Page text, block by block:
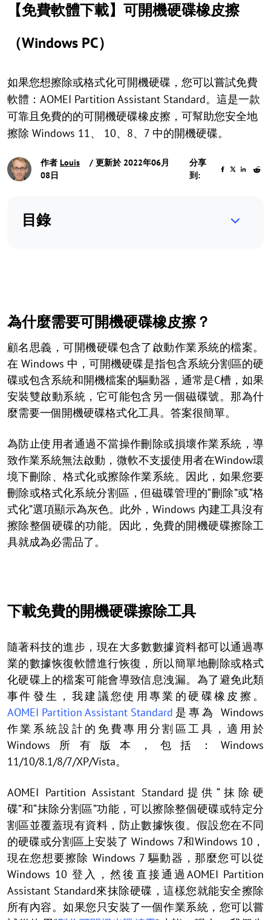
【免費軟體下載】可開機硬碟橡皮擦
（Windows PC）
如果您想擦除或格式化可開機硬碟，您可以嘗試免費
軟體：AOMEI Partition Assistant Standard。這是一款
可靠且免費的的可開機硬碟橡皮擦，可幫助您安全地
擦除 Windows 11、 10、8、7 中的開機硬碟。
作者 Louis
/ 更新於 2022年06月
08日
分享
到:
目錄
為什麼需要可開機硬碟橡皮擦？
顧名思義，可開機硬碟包含了啟動作業系統的檔案。
在 Windows 中，可開機硬碟是指包含系統分割區的硬
碟或包含系統和開機檔案的驅動器，通常是C槽，如果
安裝雙啟動系統，它可能包含另一個磁碟號。那為什
麼需要一個開機硬碟格式化工具。答案很簡單。
為防止使用者通過不當操作刪除或損壞作業系統，導
致作業系統無法啟動，微軟不支援使用者在Window環
境下刪除、格式化或擦除作業系統。因此，如果您要
刪除或格式化系統分割區，但磁碟管理的“刪除”或“格
式化”選項顯示為灰色。此外，Windows 內建工具沒有
擦除整個硬碟的功能。因此，免費的開機硬碟擦除工
具就成為必需品了。
下載免費的開機硬碟擦除工具
隨著科技的進步，現在大多數數據資料都可以通過專
業的數據恢復軟體進行恢復，所以簡單地刪除或格式
化硬碟上的檔案可能會導致信息洩漏。為了避免此類
事件發生，我建議您使用專業的硬碟橡皮擦。
AOMEI Partition Assistant Standard 是專為 Windows
作業系統設計的免費專用分割區工具，適用於
Windows所有版本，包括：Windows
11/10/8.1/8/7/XP/Vista。
AOMEI Partition Assistant Standard提供“抹除硬
碟”和“抹除分割區”功能，可以擦除整個硬碟或特定分
割區並覆蓋現有資料，防止數據恢復。假設您在不同
的硬碟或分割區上安裝了 Windows 7和Windows 10，
現在您想要擦除 Windows 7 驅動器，那麼您可以從
Windows 10 登入，然後直接通過AOMEI Partition
Assistant Standard來抹除硬碟，這樣您就能安全擦除
所有內容。如果您只安裝了一個作業系統，您可以嘗